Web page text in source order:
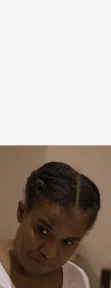
en todas las